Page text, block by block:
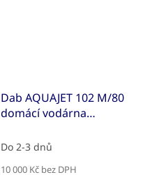
Dab AQUAJET 102 M/80
domácí vodárna
Do 2-3 dnů
10 000 Kč bez DPH